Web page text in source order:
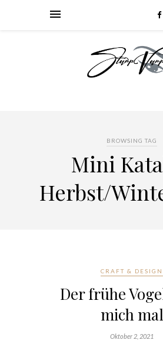
BROWSING TAG
Mini
Herbst/
CRAFT & DESIGN
Der frühe
mich mal
Oktober 2, 2021